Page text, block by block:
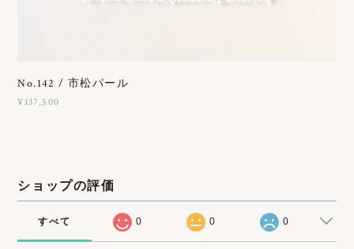
No.142 / 市松パール
¥137,500
ショップの評価
すべて 0 0 0